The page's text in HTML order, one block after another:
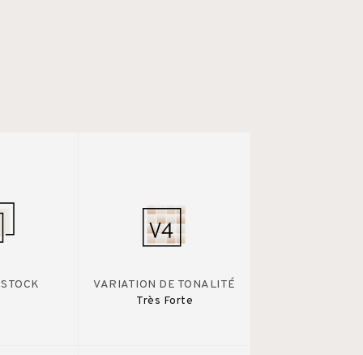
VARIATION DE TONALITÉ
Très Forte